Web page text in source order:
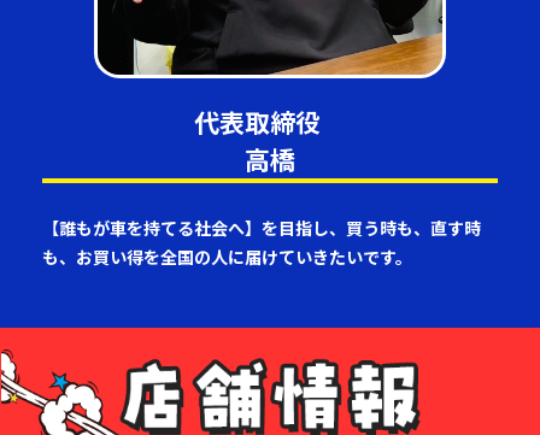
代表取締役
高橋
【誰もが車を持てる社会へ】を目指し、買う時も、直す時
も、お買い得を全国の人に届けていきたいです。